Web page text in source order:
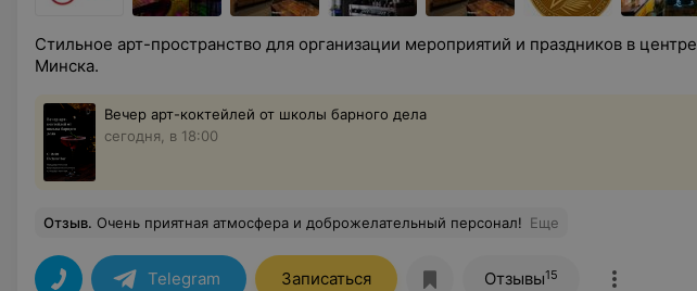
Стильное арт-пространство для организации мероприятий и праздников в центре
Минска.
Вечер арт-коктейлей от школы барного дела
сегодня, в 18:00
Отзыв. Очень приятная атмосфера и доброжелательный персонал! Еще
Telegram Записаться Отзывы15